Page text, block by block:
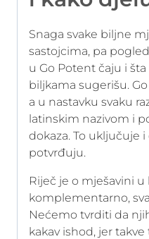
Snaga svake biljne
sastojcima, pa
u Go Potent čaju i
biljkama sugerišu.
a u nastavku svaku
latinskim nazivom i
dokaza. To uključuje
potvrđuju.
Riječ je o mješavini
komplementarno,
Nećemo tvrditi da
kakav ishod, jer